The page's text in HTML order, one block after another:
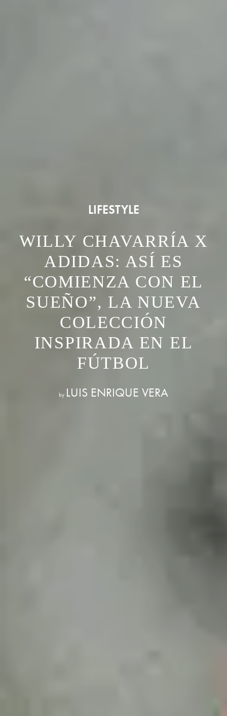
LIFESTYLE
WILLY CHAVARRÍA X
ADIDAS: ASÍ ES
“COMIENZA CON EL
SUEÑO”, LA NUEVA
COLECCIÓN
INSPIRADA EN EL
FÚTBOL
by LUIS ENRIQUE VERA